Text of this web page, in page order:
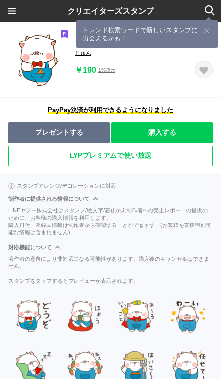
クリエイターズスタンプ
トレンド検索ワードで新しいスタンプに
出会えるかも！
しろやぎのもっくん
じゅん
￥190 1%還元
PayPay決済が利用できるようになりました
プレゼントする 購入する
LYPプレミアムで使い放題
スタンプアレンジ/デコレーションに対応
制作者に提供される情報について
LINEヤフー株式会社はスタンプ/絵文字/着せかえ制作者への売上レポートの提供の
ために、お客様の購入情報を利用します。
購入日付、登録国情報は制作者から確認することができます。(お客様を直接識別可
能な情報は含まれません)
対応機能について
著作者の意向により非対応になる可能性があります。購入後のキャンセルはできま
せん。
スタンプをタップするとプレビューが表示されます。